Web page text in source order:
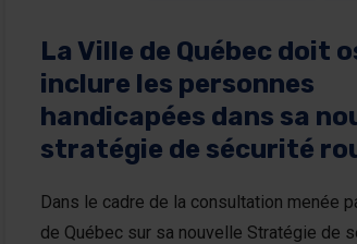
La Ville de Québec doit
inclure les personnes
handicapées dans sa
stratégie de sécurité
Dans le cadre de la consultation menée
de Québec sur sa nouvelle Stratégie de